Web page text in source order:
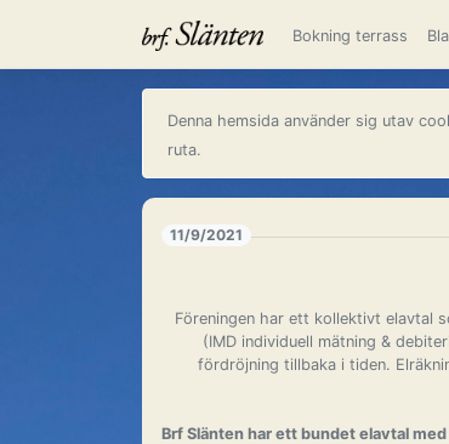
Bokning terrass
Denna hemsida använder sig utav
ruta.
11/9/2021
Föreningen har ett kollektivt elavtal
(IMD individuell mätning &
fördröjning tillbaka i tiden.
Brf Slänten har ett bundet elavtal